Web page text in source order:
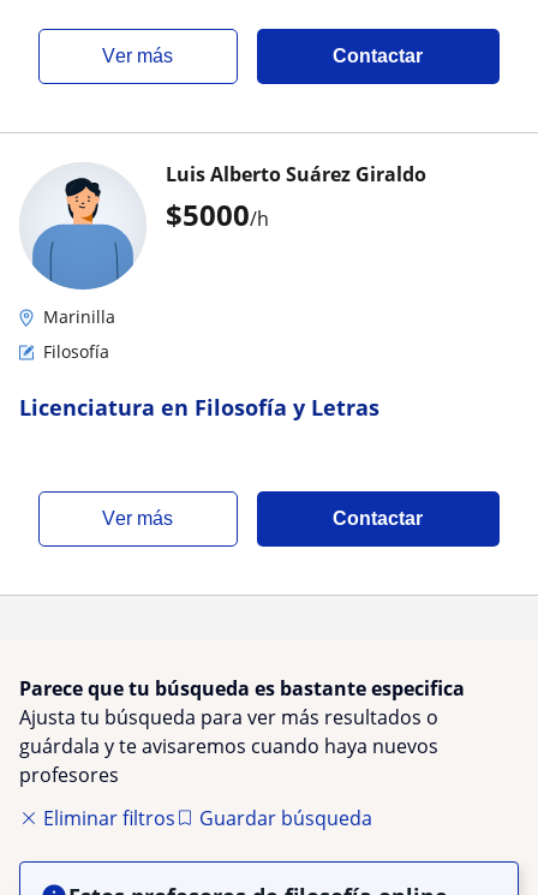
ver más Contactar
$5000/h
Luis Alberto Suárez Giraldo
Marinilla
Filosofía
Licenciatura en Filosofía y Letras
ver más Contactar
Parece que tu búsqueda es bastante especifica
Ajusta tu búsqueda para ver más resultados o
guárdala y te avisaremos cuando haya nuevos
profesores
Eliminar filtros
Guardar búsqueda